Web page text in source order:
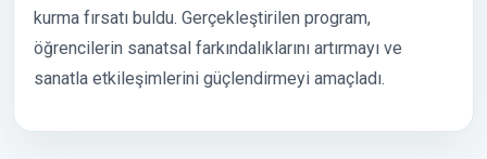
kurma fırsatı buldu. Gerçekleştirilen program,
öğrencilerin sanatsal farkındalıklarını artırmayı ve
sanatla etkileşimlerini güçlendirmeyi amaçladı.